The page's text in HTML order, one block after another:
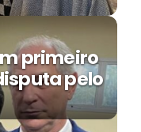
primeiro
pelo